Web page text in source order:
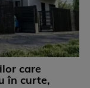
care
în curte,